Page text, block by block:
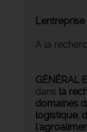
L'entreprise
A la
GÉNÉRAL
dans la
domaines
logistique,